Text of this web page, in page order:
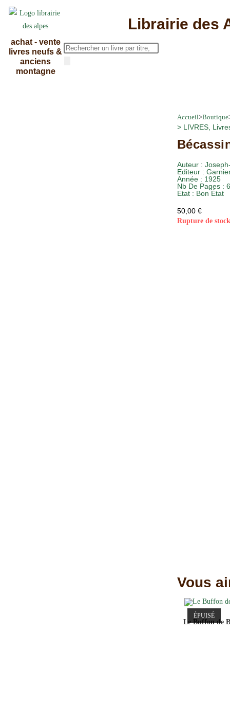
achat - vente
livres neufs &
anciens
montagne
Librairie des
Accueil>Boutique
> LIVRES,
Auteur :
Editeur :
Année : 1925
Nb De Pages :
Etat : Bon État
50,00 €
Rupture de stock
Vous
ÉPUISÉ
Le Buffon de